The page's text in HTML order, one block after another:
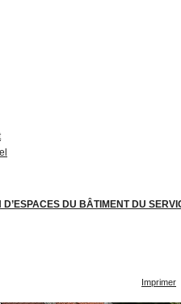
DU BÂTIMENT DU
Imprimer